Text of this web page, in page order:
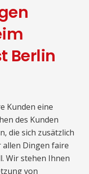
Berlin
Kunden eine
des Kunden
die sich zusätzlich
Dingen faire
Wir stehen Ihnen
von